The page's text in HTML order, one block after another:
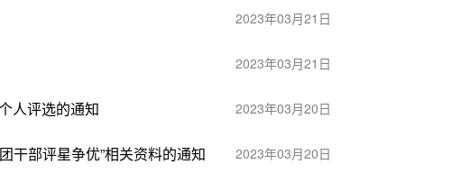
2023年03月21日
2023年03月21日
人评选的通知 2023年03月20日
干部评星争优”相关资料的通知 2023年03月20日